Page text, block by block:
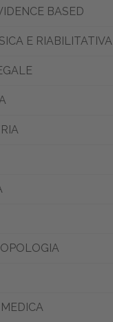
BASED
E RIABILITATIVA